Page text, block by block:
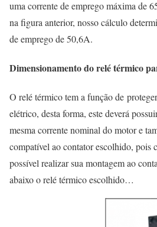
uma corrente de emprego máxima de
na figura anterior, nosso cálculo
de emprego de 50,6A.
Dimensionamento do relé térmico
O relé térmico tem a função de
elétrico, desta forma, este deverá
mesma corrente nominal do motor e
compatível ao contator escolhido, pois
possível realizar sua montagem ao
abaixo o relé térmico escolhido…